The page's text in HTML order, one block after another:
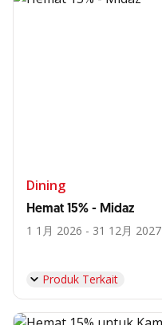
Dining
Hemat 15% - Midaz
1 1月 2026 - 31 12月 2027
Produk Terkait